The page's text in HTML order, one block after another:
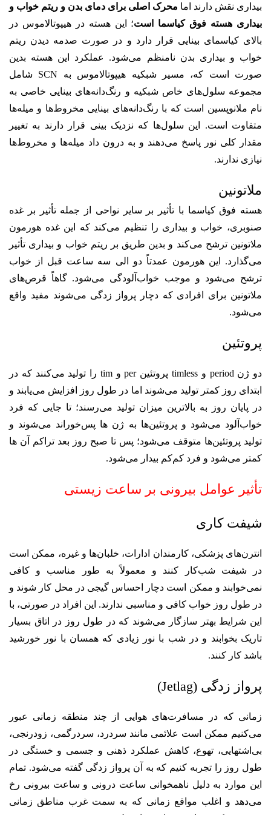
بیداری نقش دارند اما محرک اصلی برای دمای بدن و ریتم خواب و
بیداری هسته فوق کیاسما است؛ این هسته در هیپوتالاموس در
بالای کیاسمای بینایی قرار دارد و در صورت صدمه دیدن ریتم
خواب و بیداری بدن نامنظم می‌شود. عملکرد این هسته بدین
صورت است که، مسیر شبکیه هیپوتالاموس به SCN شامل
مجموعه سلول‌های خاص شبکیه و رنگ‌دانه‌های بینایی خاصی به
نام ملانوپسین است که با رنگ‌دانه‌های بینایی مخروط‌ها و میله‌ها
متفاوت است. این سلول‌ها که نزدیک‌ بینی قرار دارند به تغییر
مقدار کلی نور پاسخ می‌دهند و به درون داد میله‌ها و مخروط‌ها
نیازی ندارند.
ملاتونین
هسته فوق کیاسما با تأثیر بر سایر نواحی از جمله تأثیر بر غده
صنوبری، خواب و بیداری را تنظیم می‌کند که این غده هورمون
ملاتونین ترشح می‌کند و بدین طریق بر ریتم خواب و بیداری تأثیر
می‌گذارد. این هورمون عمدتاً دو الی سه ساعت قبل از خواب
ترشح می‌شود و موجب خواب‌آلودگی می‌شود. گاهاً قرص‌های
ملاتونین برای افرادی که دچار پرواز زدگی می‌شوند مفید واقع
می‌شود.
پروتئین
دو ژن period و timless پروتئین per و tim را تولید می‌کنند که در
ابتدای روز کمتر تولید می‌شوند اما در طول روز افزایش می‌یابند و
در پایان روز به بالاترین میزان تولید می‌رسند؛ تا جایی که فرد
خواب‌آلود می‌شود و پروتئین‌ها به ژن ها پس‌خوراند می‌شوند و
تولید پروتئین‌ها متوقف می‌شود؛ پس تا صبح روز بعد تراکم آن ها
کمتر می‌شود و فرد کم‌کم بیدار می‌شود.
تأثیر عوامل بیرونی بر ساعت زیستی
شیفت کاری
انترن‌های پزشکی، کارمندان ادارات، خلبان‌ها و غیره، ممکن است
در شیفت شب‌کار کنند و معمولاً به طور مناسب و کافی
نمی‌خوابند و ممکن است دچار احساس گیجی در محل کار شوند و
در طول روز خواب کافی و مناسبی ندارند. این افراد در صورتی، با
این شرایط بهتر سازگار می‌شوند که در طول روز در اتاق بسیار
تاریک بخوابند و در شب با نور زیادی که همسان با نور خورشید
باشد کار کنند.
پرواز زدگی (Jetlag)
زمانی که در مسافرت‌های هوایی از چند منطقه زمانی عبور
می‌کنیم ممکن است علائمی مانند سردرد، سردرگمی، زودرنجی،
بی‌اشتهایی، تهوع، کاهش عملکرد ذهنی و جسمی و خستگی در
طول روز را تجربه کنیم که به آن پرواز زدگی گفته می‌شود. تمام
این موارد به دلیل ناهمخوانی ساعت درونی و ساعت بیرونی رخ
می‌دهد و اغلب مواقع زمانی که به سمت غرب مناطق زمانی